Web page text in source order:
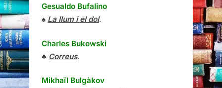
Gesualdo Bufalino
♠ La llum i el dol.
Charles Bukowski
♣ Correus.
Mikhaïl Bulgàkov